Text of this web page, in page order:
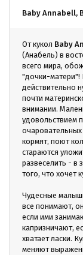
Baby Annabell,
От кукол Baby
(Анабель) в
всего мира,
"дочки-
действительно
почти
внимании.
удовольствием
кормят, поют
стараются
развеселить - в
того, что хочет
Чудесные
все понимают,
если ими
капризничают,
хватает ласки.
меняют